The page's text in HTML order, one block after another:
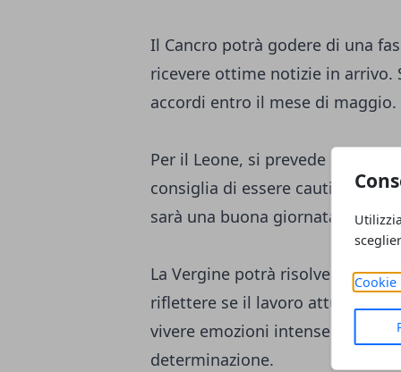
Cookie
Il Cancro potrà godere di una
ricevere ottime notizie in arrivo.
accordi entro il mese di maggio.
Per il Leone, si prevede un cielo
consiglia di essere cauti. Sul
sarà una buona giornata per
La Vergine potrà risolvere
riflettere se il lavoro attuale sia
vivere emozioni intense e
determinazione.